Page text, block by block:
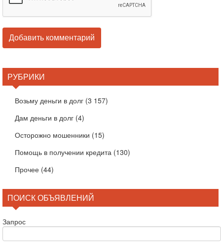
РУБРИКИ
Возьму деньги в долг (3 157)
Дам деньги в долг (4)
Осторожно мошенники (15)
Помощь в получении кредита (130)
Прочее (44)
ПОИСК ОБЪЯВЛЕНИЙ
Запрос